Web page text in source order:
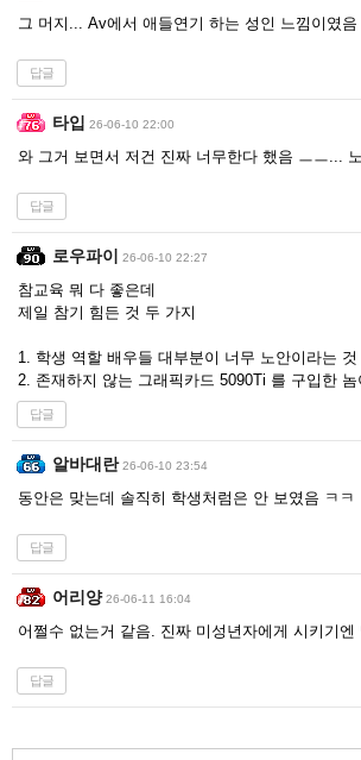
그 머지... Av에서 애들연기 하는 성인 느낌이였음
답글
타입 26-06-10 22:00
와 그거 보면서 저건 진짜 너무한다 했음 ㅡㅡ...
답글
로우파이 26-06-10 22:27
참교육 뭐 다 좋은데
제일 참기 힘든 것 두 가지
1. 학생 역할 배우들 대부분이 너무 노안이라는 것
2. 존재하지 않는 그래픽카드 5090Ti 를 구입한
답글
알바대란 26-06-10 23:54
동안은 맞는데 솔직히 학생처럼은 안 보였음 ㅋㅋ
답글
어리양 26-06-11 16:04
어쩔수 없는거 같음. 진짜 미성년자에게 시키기
답글